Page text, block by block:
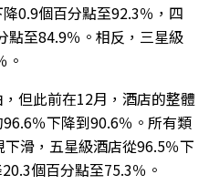
0.9個百分點至92.3％，四
點至84.9％。相反，三星級
。
但此前在12月，酒店的整體
％下降到90.6％。所有類
滑，五星級酒店從96.5％下
個百分點至75.3％。